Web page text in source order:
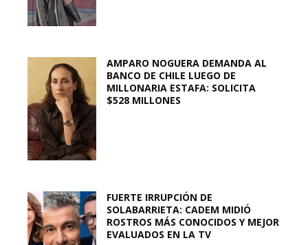
AMPARO NOGUERA DEMANDA AL
BANCO DE CHILE LUEGO DE
MILLONARIA ESTAFA: SOLICITA
$528 MILLONES
FUERTE IRRUPCIÓN DE
SOLABARRIETA: CADEM MIDIÓ
ROSTROS MÁS CONOCIDOS Y MEJOR
EVALUADOS EN LA TV